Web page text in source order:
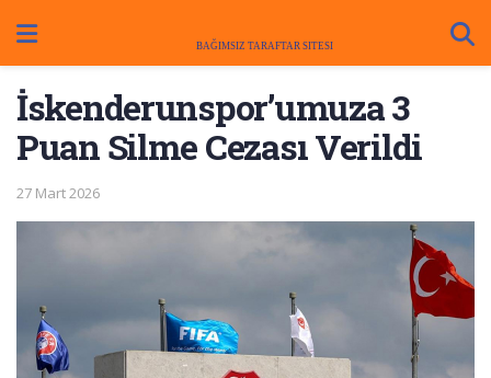
İskenderunspor’umuza 3
Puan Silme Cezası Verildi
27 Mart 2026